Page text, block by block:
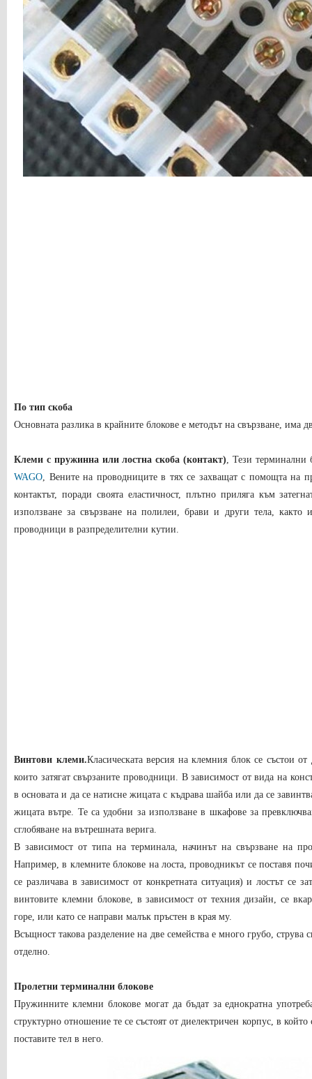
По тип скоба
Основната разлика в крайните блокове е методът на свързване, има
Клеми с пружинна или лостна скоба (контакт), Тези терминални
WAGO, Вените на проводниците в тях се захващат с помощта на
контактът, поради своята еластичност, плътно приляга към
използване за свързване на полилеи, брави и други тела, както
проводници в разпределителни кутии.
Винтови клеми.Класическата версия на клемния блок се състои
които затягат свързаните проводници. В зависимост от вида на
в основата и да се натисне жицата с къдрава шайба или да се
жицата вътре. Те са удобни за използване в шкафове за
сглобяване на вътрешната верига.
В зависимост от типа на терминала, начинът на свързване на
Например, в клемните блокове на лоста, проводникът се поставя
се различава в зависимост от конкретната ситуация) и лостът се
винтовите клемни блокове, в зависимост от техния дизайн, се
горе, или като се направи малък пръстен в края му.
Всъщност такова разделение на две семейства е много грубо, струва
отделно.
Пролетни терминални блокове
Пружинните клемни блокове могат да бъдат за еднократна
структурно отношение те се състоят от диелектричен корпус, в
поставите тел в него.